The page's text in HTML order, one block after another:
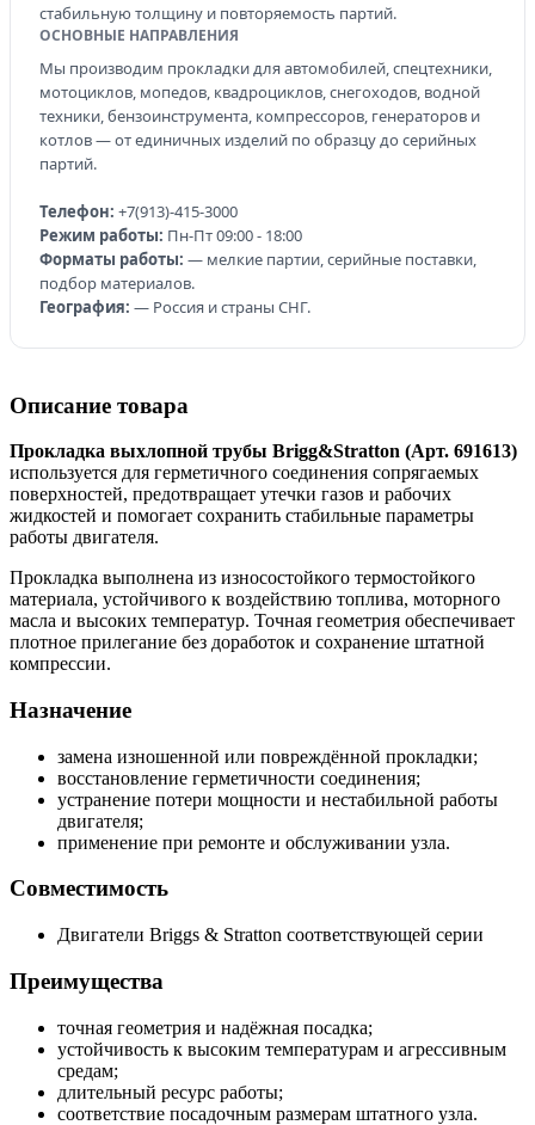
стабильную толщину и повторяемость партий.
ОСНОВНЫЕ НАПРАВЛЕНИЯ
Мы производим прокладки для автомобилей, спецтехники,
мотоциклов, мопедов, квадроциклов, снегоходов, водной
техники, бензоинструмента, компрессоров, генераторов и
котлов — от единичных изделий по образцу до серийных
партий.
Телефон: +7(913)-415-3000
Режим работы: Пн-Пт 09:00 - 18:00
Форматы работы: — мелкие партии, серийные поставки,
подбор материалов.
География: — Россия и страны СНГ.
Описание товара
Прокладка выхлопной трубы Brigg&Stratton (Арт. 691613)
используется для герметичного соединения сопрягаемых
поверхностей, предотвращает утечки газов и рабочих
жидкостей и помогает сохранить стабильные параметры
работы двигателя.
Прокладка выполнена из износостойкого термостойкого
материала, устойчивого к воздействию топлива, моторного
масла и высоких температур. Точная геометрия обеспечивает
плотное прилегание без доработок и сохранение штатной
компрессии.
Назначение
замена изношенной или повреждённой прокладки;
восстановление герметичности соединения;
устранение потери мощности и нестабильной работы
двигателя;
применение при ремонте и обслуживании узла.
Совместимость
Двигатели Briggs & Stratton соответствующей серии
Преимущества
точная геометрия и надёжная посадка;
устойчивость к высоким температурам и агрессивным
средам;
длительный ресурс работы;
соответствие посадочным размерам штатного узла.